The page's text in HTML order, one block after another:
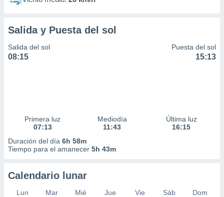
Salida y Puesta del sol
Salida del sol
08:15
Puesta del sol
15:13
Primera luz
07:13
Mediodía
11:43
Última luz
16:15
Duración del día 6h 58m
Tiempo para el amanecer 5h 43m
Calendario lunar
Lun Mar Mié Jue Vie Sáb
Dom